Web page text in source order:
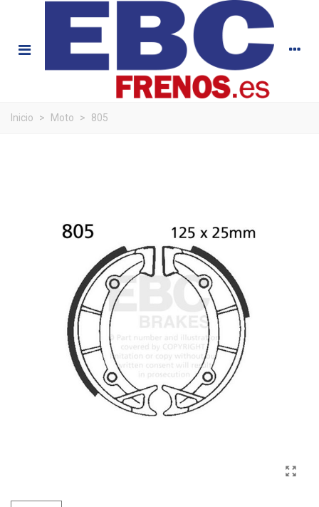
Inicio > Moto > 805